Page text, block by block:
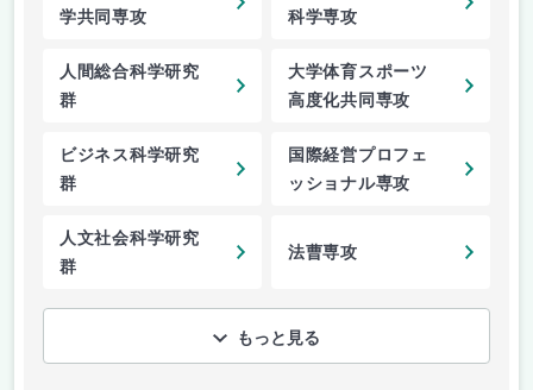
学共同専攻
科学専攻
人間総合科学研究
群
大学体育スポーツ
高度化共同専攻
ビジネス科学研究
群
国際経営プロフェ
ッショナル専攻
人文社会科学研究
群
法曹専攻
もっと見る